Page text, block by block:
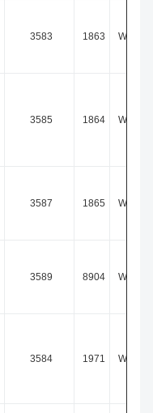
3583 1863
3585 1864
3587 1865
3589 8904
3584 1971